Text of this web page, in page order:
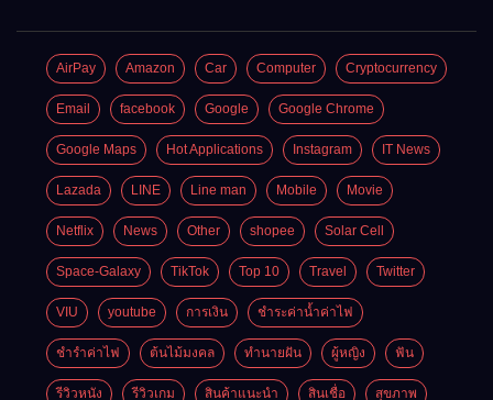
Google
account
อัพเดต
ล่าสุด
Gmail
บัญชีใหม่
ได้กี่ครั้ง?
กี่บัญชี ?
AirPay Amazon Car Computer Cryptocurrency
Email facebook Google Google Chrome
Google Maps Hot Applications Instagram IT News
Lazada LINE Line man Mobile Movie
Netflix News Other shopee Solar Cell
Space-Galaxy TikTok Top 10 Travel Twitter
VIU youtube การเงิน ชำระค่าน้ำค่าไฟ
ชำรำค่าไฟ ต้นไม้มงคล ทำนายฝัน ผู้หญิง ฟัน
รีวิวหนัง รีวิวเกม สินค้าแนะนำ สินเชื่อ สุขภาพ